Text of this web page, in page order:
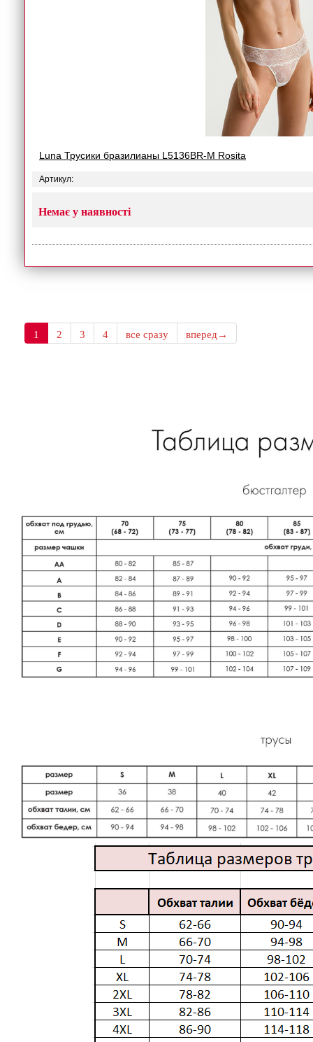
Luna Трусики бразилианы L5136BR-M Rosita
Артикул:
Немає у наявності
1 2 3 4 все сразу вперед→